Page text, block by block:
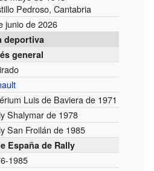
Pedroso, Cantabria
junio de 2026
deportiva
general
Luis de Baviera de 1971
Shalymar de 1978
San Froilán de 1985
España de Rally
1985